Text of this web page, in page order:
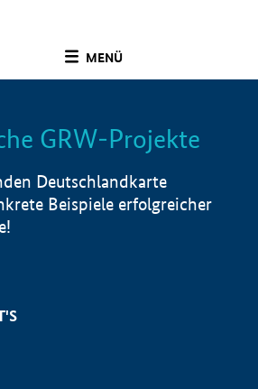
MENÜ
Info
GRW-Projekte
Deutschlandkarte
Beispiele erfolgreicher